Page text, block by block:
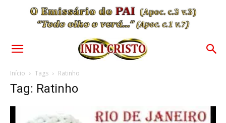
Início Tags Ratinho
Tag: Ratinho